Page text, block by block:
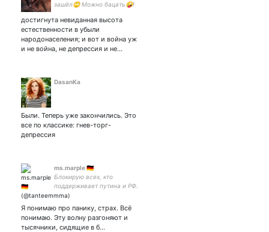
зашёл🙄 Можно бацать🤪!
достигнута невиданная высота
естественности в убыли
народонаселения; и вот и война уж
и не война, не депрессия и не…
DasanKa
Были. Теперь уже закончились. Это
все по классике: гнев-торг-
депрессия
ms.marple 🇩🇪
Блокирую всех, кто
поддерживает путина и РФ.
Объявив войну Украине,
Я понимаю про панику, страх. Всё
понимаю. Эту волну разгоняют и
тысячники, сидящие в б…